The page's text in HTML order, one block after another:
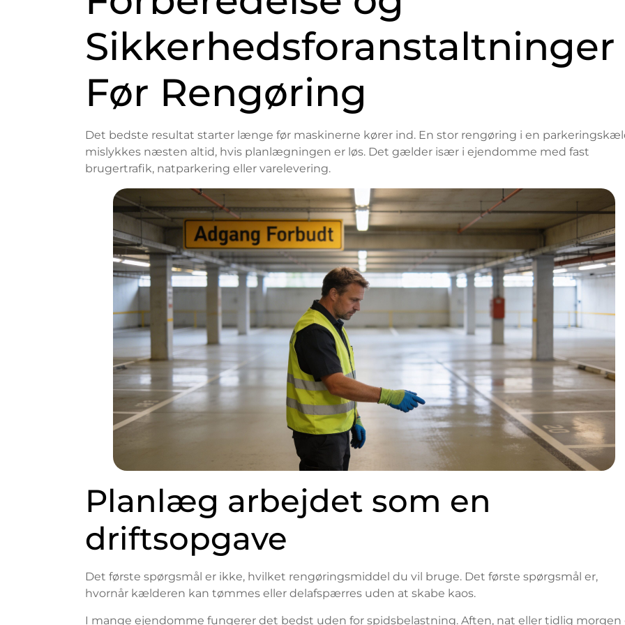
Sikkerhedsforanstaltninger
Før Rengøring
Det bedste resultat starter længe før maskinerne kører ind. En stor rengøring i en
mislykkes næsten altid, hvis planlægningen er løs. Det gælder især i ejendomme med fast
brugertrafik, natparkering eller varelevering.
Planlæg arbejdet som en
driftsopgave
Det første spørgsmål er ikke, hvilket rengøringsmiddel du vil bruge. Det første spørgsmål er,
hvornår kælderen kan tømmes eller delafspærres uden at skabe kaos.
I mange ejendomme fungerer det bedst uden for spidsbelastning. Aften, nat eller tidlig morgen